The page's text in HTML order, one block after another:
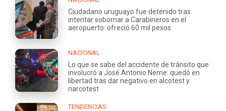
Ciudadano uruguayo fue detenido tras
intentar sobornar a Carabineros en el
aeropuerto: ofreció 60 mil pesos
NACIONAL
Lo que se sabe del accidente de tránsito que
involucró a José Antonio Neme: quedó en
libertad tras dar negativo en alcotest y
narcotest
TENDENCIAS